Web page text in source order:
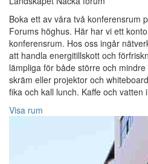
Boka ett av våra två konferensrum
Forums höghus. Här har vi ett
konferensrum. Hos oss ingår
att handla energitillskott och
lämpliga för både större och
skräm eller projektor och
fika och kall lunch. Kaffe och vatten
Visa rum